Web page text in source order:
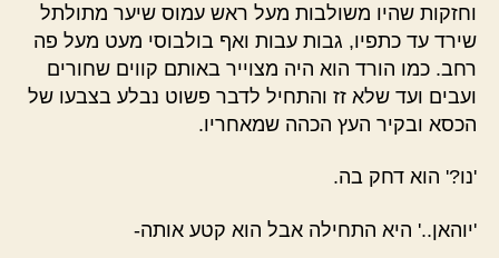
וחזקות שהיו משולבות מעל ראש עמוס שיער מתולתל
שירד עד כתפיו, גבות עבות ואף בולבוסי מעט מעל פה
רחב. כמו הורד הוא היה מצוייר באותם קווים שחורים
ועבים ועד שלא זז והתחיל לדבר פשוט נבלע בצבעו של
הכסא ובקיר העץ הכהה שמאחריו.
'נו?' הוא דחק בה.
'יוהאן..' היא התחילה אבל הוא קטע אותה-